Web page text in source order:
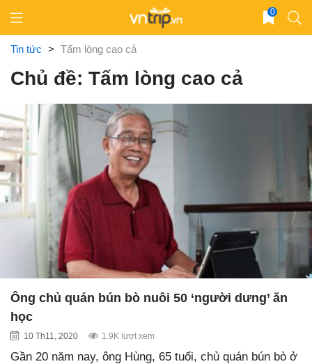
content
0
Tin tức > Tấm lòng cao cả
Chủ đề: Tấm lòng cao cả
Ông chủ quán bún bò nuôi 50 ‘người dưng’ ăn
học
10 Th11, 2020 1.9K lượt xem
Gần 20 năm nay, ông Hùng, 65 tuổi, chủ quán bún bò ở